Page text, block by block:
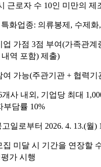
근로자 수 10인 미만의 제
화업종: 의류봉제, 수제화
가점 3점 부여(가족관계
역 포함) 제출)
가능(주관기관 + 협력기
사 내외, 기업당 최대
부담률 10%
일로부터 2026. 4. 13.(월)
미달 시 기간을 연장할
가 시행